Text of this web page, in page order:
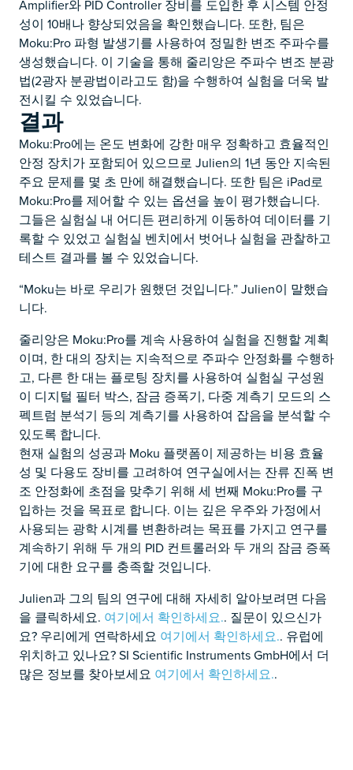
Amplifier와 PID Controller 장비를 도입한 후 시스템 안정
성이 10배나 향상되었음을 확인했습니다. 또한, 팀은
Moku:Pro 파형 발생기를 사용하여 정밀한 변조 주파수를
생성했습니다. 이 기술을 통해 줄리앙은 주파수 변조 분광
법(2광자 분광법이라고도 함)을 수행하여 실험을 더욱 발
전시킬 수 있었습니다.
결과
Moku:Pro에는 온도 변화에 강한 매우 정확하고 효율적인
안정 장치가 포함되어 있으므로 Julien의 1년 동안 지속된
주요 문제를 몇 초 만에 해결했습니다. 또한 팀은 iPad로
Moku:Pro를 제어할 수 있는 옵션을 높이 평가했습니다.
그들은 실험실 내 어디든 편리하게 이동하여 데이터를 기
록할 수 있었고 실험실 벤치에서 벗어나 실험을 관찰하고
테스트 결과를 볼 수 있었습니다.
“Moku는 바로 우리가 원했던 것입니다.” Julien이 말했습
니다.
줄리앙은 Moku:Pro를 계속 사용하여 실험을 진행할 계획
이며, 한 대의 장치는 지속적으로 주파수 안정화를 수행하
고, 다른 한 대는 플로팅 장치를 사용하여 실험실 구성원
이 디지털 필터 박스, 잠금 증폭기, 다중 계측기 모드의 스
펙트럼 분석기 등의 계측기를 사용하여 잡음을 분석할 수
있도록 합니다.
현재 실험의 성공과 Moku 플랫폼이 제공하는 비용 효율
성 및 다용도 장비를 고려하여 연구실에서는 잔류 진폭 변
조 안정화에 초점을 맞추기 위해 세 번째 Moku:Pro를 구
입하는 것을 목표로 합니다. 이는 깊은 우주와 가정에서
사용되는 광학 시계를 변환하려는 목표를 가지고 연구를
계속하기 위해 두 개의 PID 컨트롤러와 두 개의 잠금 증폭
기에 대한 요구를 충족할 것입니다.
Julien과 그의 팀의 연구에 대해 자세히 알아보려면 다음
을 클릭하세요. 여기에서 확인하세요.. 질문이 있으신가
요? 우리에게 연락하세요 여기에서 확인하세요.. 유럽에
위치하고 있나요? SI Scientific Instruments GmbH에서 더
많은 정보를 찾아보세요 여기에서 확인하세요..